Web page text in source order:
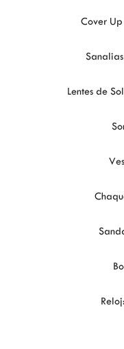
Cover
Lentes de
Reloj: